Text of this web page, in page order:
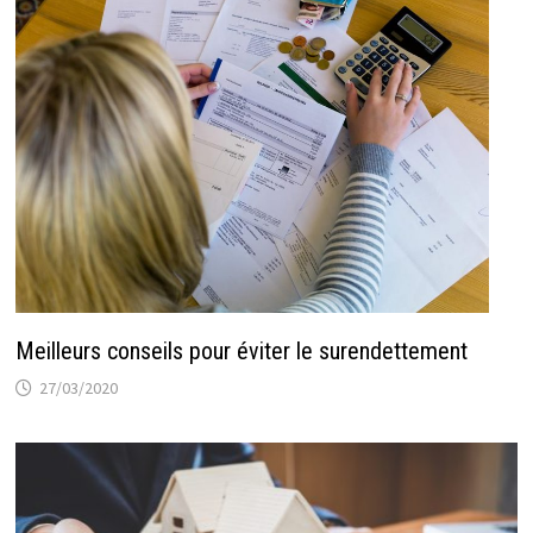
Meilleurs conseils pour éviter le surendettement
27/03/2020